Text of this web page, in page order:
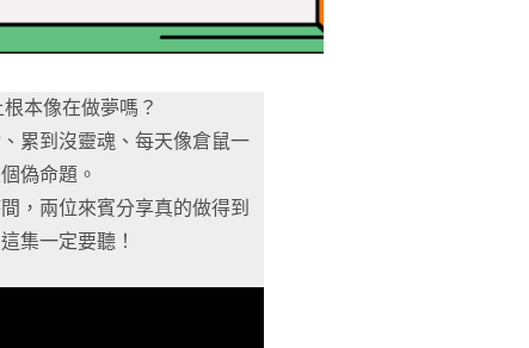
本像在做夢嗎？
累到沒靈魂、每天像倉鼠一
偽命題。
，兩位來賓分享真的做得到
集一定要聽！